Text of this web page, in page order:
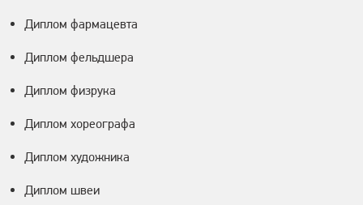
Диплом фармацевта
Диплом фельдшера
Диплом физрука
Диплом хореографа
Диплом художника
Диплом швеи